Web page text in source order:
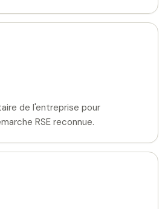
de l'entreprise pour
RSE reconnue.